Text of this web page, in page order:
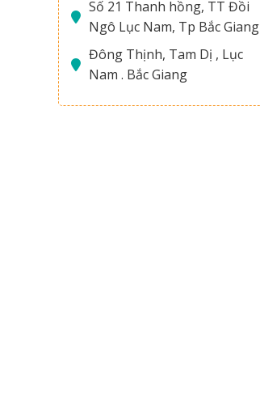
Số 21 Thanh hồng, TT Đồi
Ngô Lục Nam, Tp Bắc Giang
Đông Thịnh, Tam Dị , Lục
Nam . Bắc Giang